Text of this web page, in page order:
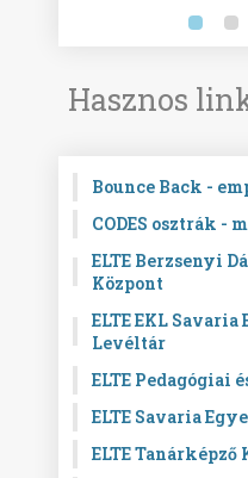
Hasznos
Bounce Back -
CODES osztrák -
ELTE Berzsenyi
Központ
ELTE EKL
Levéltár
ELTE Pedagógiai
ELTE Savaria
ELTE Tanárképző